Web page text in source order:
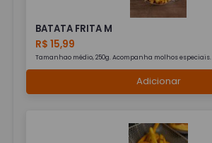
BATATA FRITA M
R$ 15,99
Tamanhao médio, 250g. Acompanha molhos especiais.
Adicionar